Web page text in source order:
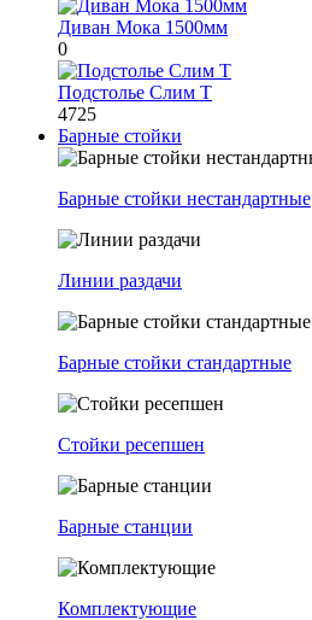
Диван Мока 1500мм
0
Подстолье Слим Т
4725
Барные стойки
Барные стойки нестандартные
Линии раздачи
Барные стойки стандартные
Стойки ресепшен
Барные станции
Комплектующие